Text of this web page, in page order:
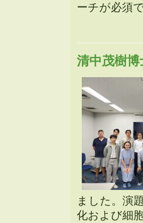
ーチが必須
清中茂樹
ました。演
化および細